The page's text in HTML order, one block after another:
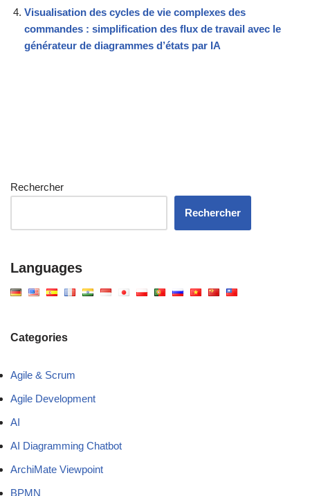
Visualisation des cycles de vie complexes des
commandes : simplification des flux de travail avec le
générateur de diagrammes d’états par IA
Rechercher
Rechercher
Languages
Categories
Agile & Scrum
Agile Development
AI
AI Diagramming Chatbot
ArchiMate Viewpoint
BPMN